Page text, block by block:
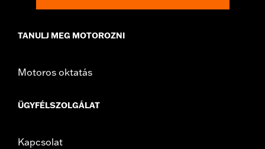
hardware
TANULJ MEG MOTOROZNI
Motoros oktatás
ÜGYFÉLSZOLGÁLAT
Kapcsolat